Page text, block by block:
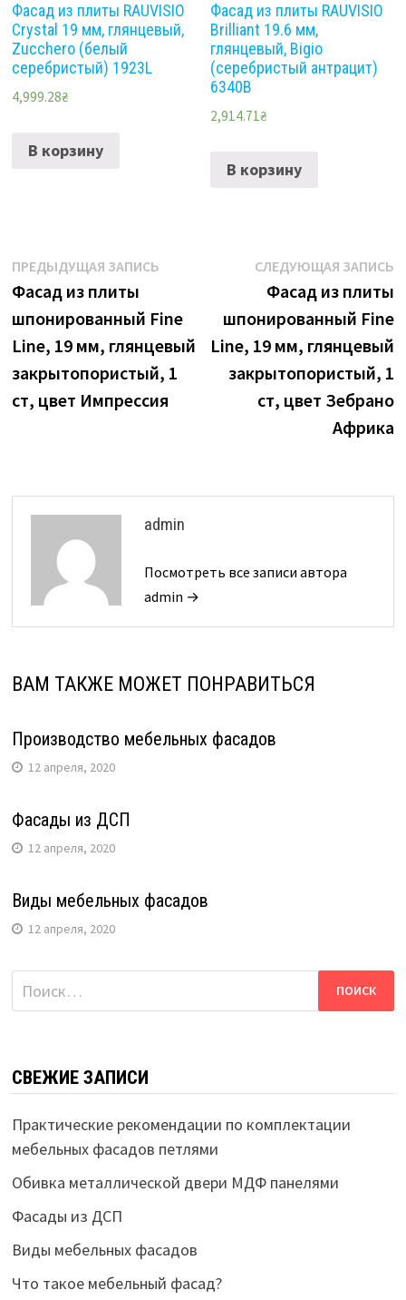
Фасад из плиты RAUVISIO
Crystal 19 мм, глянцевый,
Zucchero (белый
серебристый) 1923L
4,999.28₴
В корзину
Фасад из плиты RAUVISIO
Brilliant 19.6 мм,
глянцевый, Bigio
(серебристый антрацит)
6340B
2,914.71₴
В корзину
Навигация
по
записям
ПРЕДЫДУЩАЯ ЗАПИСЬПредыдущая
Фасад из плиты
шпонированный Fine
Line, 19 мм, глянцевый
закрытопористый, 1
ст, цвет Импрессия
СЛЕДУЮЩАЯ ЗАПИСЬ
Фасад из плиты
шпонированный Fine
Line, 19 мм, глянцевый
закрытопористый, 1
ст, цвет Зебрано
Африка
admin
Посмотреть все записи автора
admin →
ВАМ ТАКЖЕ МОЖЕТ ПОНРАВИТЬСЯ
Производство мебельных фасадов
12 апреля, 2020
Фасады из ДСП
12 апреля, 2020
Виды мебельных фасадов
12 апреля, 2020
Найти:
СВЕЖИЕ ЗАПИСИ
Практические рекомендации по комплектации
мебельных фасадов петлями
Обивка металлической двери МДФ панелями
Фасады из ДСП
Виды мебельных фасадов
Что такое мебельный фасад?